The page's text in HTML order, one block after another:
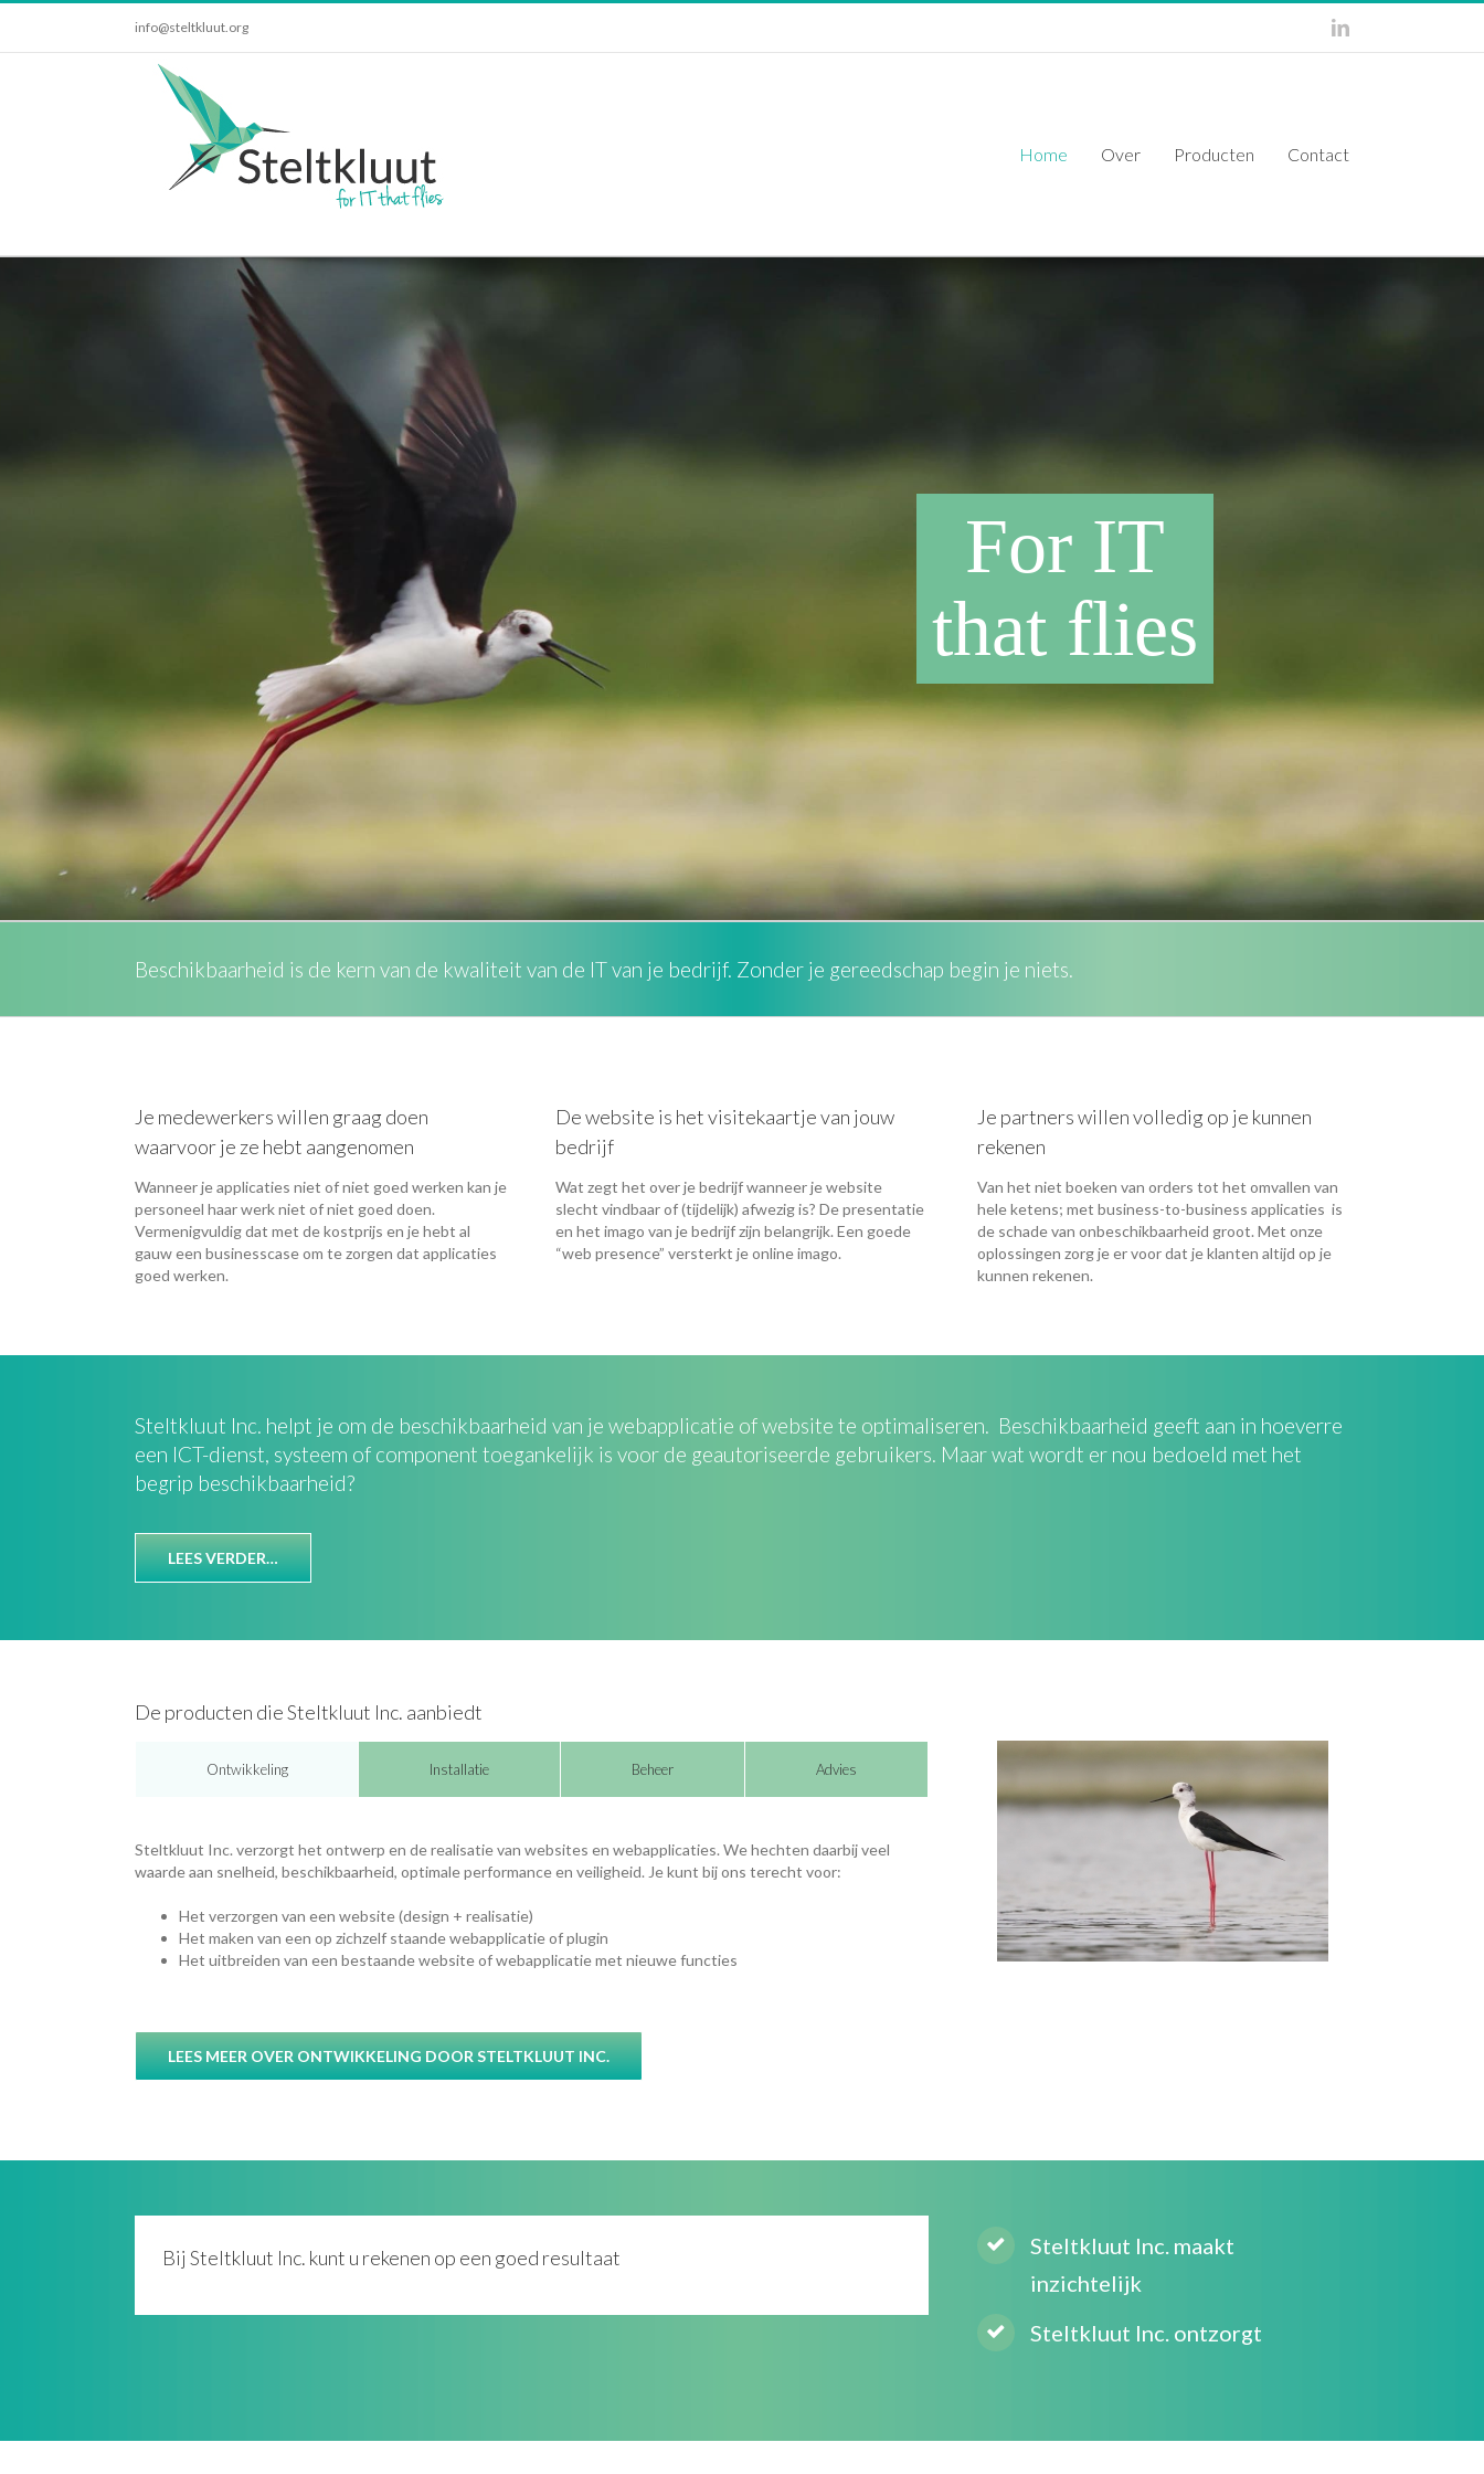
info@steltkluut.org
Home Over Producten Contact
For IT
that flies
Beschikbaarheid is de kern van de kwaliteit van de IT van je bedrijf. Zonder je gereedschap begin je niets.
Je medewerkers willen graag doen
waarvoor je ze hebt aangenomen
Wanneer je applicaties niet of niet goed werken kan je
personeel haar werk niet of niet goed doen.
Vermenigvuldig dat met de kostprijs en je hebt al
gauw een businesscase om te zorgen dat applicaties
goed werken.
De website is het visitekaartje van jouw
bedrijf
Wat zegt het over je bedrijf wanneer je website
slecht vindbaar of (tijdelijk) afwezig is? De presentatie
en het imago van je bedrijf zijn belangrijk. Een goede
“web presence” versterkt je online imago.
Je partners willen volledig op je kunnen
rekenen
Van het niet boeken van orders tot het omvallen van
hele ketens; met business-to-business applicaties is
de schade van onbeschikbaarheid groot. Met onze
oplossingen zorg je er voor dat je klanten altijd op je
kunnen rekenen.
Steltkluut Inc. helpt je om de beschikbaarheid van je webapplicatie of website te optimaliseren. Beschikbaarheid geeft aan in hoeverre
een ICT-dienst, systeem of component toegankelijk is voor de geautoriseerde gebruikers. Maar wat wordt er nou bedoeld met het
begrip beschikbaarheid?
LEES VERDER…
De producten die Steltkluut Inc. aanbiedt
Ontwikkeling Installatie Beheer Advies
Steltkluut Inc. verzorgt het ontwerp en de realisatie van websites en webapplicaties. We hechten daarbij veel
waarde aan snelheid, beschikbaarheid, optimale performance en veiligheid. Je kunt bij ons terecht voor:
Het verzorgen van een website (design + realisatie)
Het maken van een op zichzelf staande webapplicatie of plugin
Het uitbreiden van een bestaande website of webapplicatie met nieuwe functies
LEES MEER OVER ONTWIKKELING DOOR STELTKLUUT INC.
Bij Steltkluut Inc. kunt u rekenen op een goed resultaat
Steltkluut Inc. maakt
inzichtelijk
Steltkluut Inc. ontzorgt